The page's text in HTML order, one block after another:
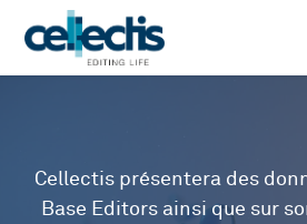
Cellectis présentera des
Base Editors ainsi que sur